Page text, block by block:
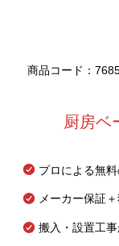
商品コード：
厨房ベ
プロによる無
メーカー保証
搬入・設置工